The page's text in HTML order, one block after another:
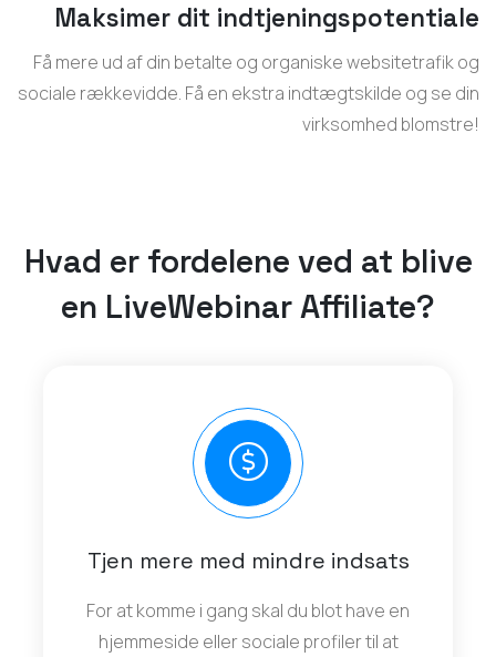
Maksimer dit indtjeningspotentiale
Få mere ud af din betalte og organiske websitetrafik og
sociale rækkevidde. Få en ekstra indtægtskilde og se din
virksomhed blomstre!
Hvad er fordelene ved at blive
en LiveWebinar Affiliate?
Tjen mere med mindre indsats
For at komme i gang skal du blot have en
hjemmeside eller sociale profiler til at